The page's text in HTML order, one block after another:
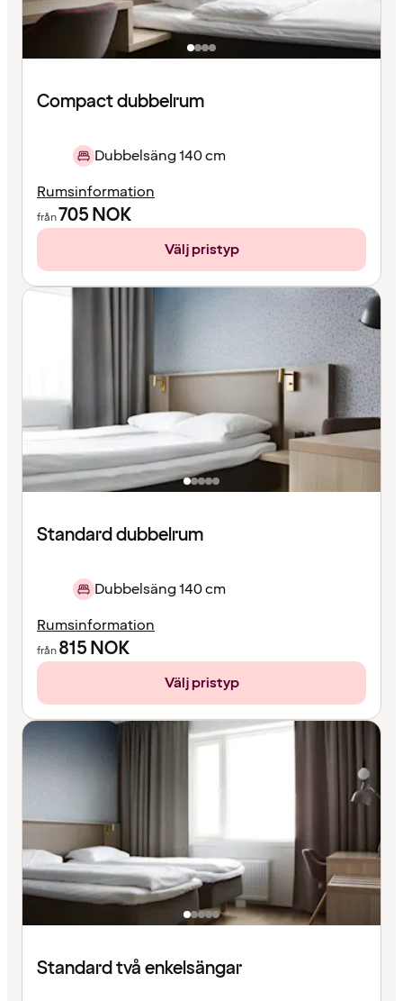
Compact dubbelrum
Dubbelsäng 140 cm
Rumsinformation
från705NOK
Välj pristyp
Standard dubbelrum
Dubbelsäng 140 cm
Rumsinformation
från815NOK
Välj pristyp
Standard två enkelsängar